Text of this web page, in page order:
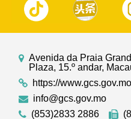
Avenida da Praia
Plaza, 15.º andar,
https://www.gcs.gov.mo
info@gcs.gov.mo
(853)2833 2886